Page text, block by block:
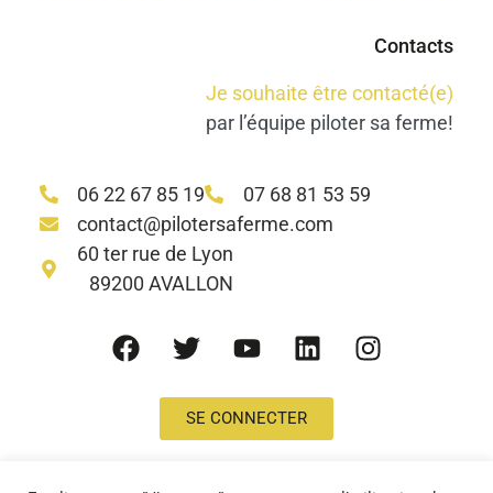
Contacts
Je souhaite être contacté(e)
par l’équipe piloter sa ferme!
06 22 67 85 19
07 68 81 53 59
contact@pilotersaferme.com
60 ter rue de Lyon
89200 AVALLON
SE CONNECTER